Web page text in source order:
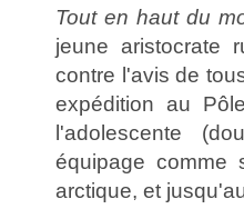
Tout en haut du
jeune aristocrate
contre l'avis de
expédition au
l'adolescente
équipage comme
arctique, et